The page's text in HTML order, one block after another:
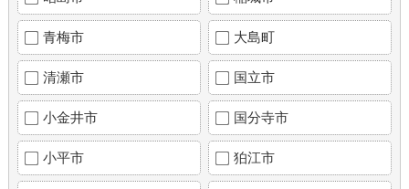
青梅市 大島町
清瀬市 国立市
小金井市 国分寺市
小平市 狛江市